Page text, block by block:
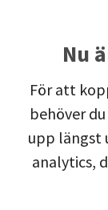
Nu
För att
behöver
upp längst
analytics,